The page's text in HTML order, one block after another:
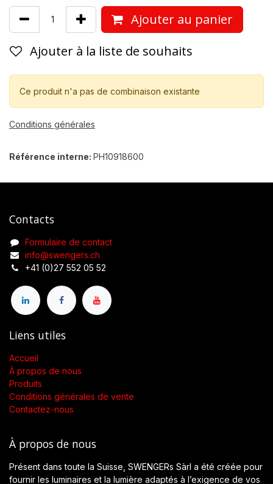
Ajouter au panier
Ajouter à la liste de souhaits
Ce produit n'a pas de combinaison existante
Conditions générales
Référence interne: PH10918600
Contacts
Formulaire de contact
info@swengers.ch
+41 (0)27 552 05 52
Liens utiles
Accueil
À propos de nous
Produits
Conditions générales de vente
Contactez-nous
À propos de nous
Présent dans toute la Suisse, SWENGERs Sàrl a été créée pour
fournir les luminaires et la lumière adaptés à l’exigence de vos